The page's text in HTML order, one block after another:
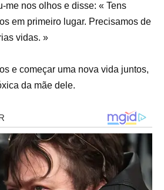
me nos olhos e disse: « Tens
em primeiro lugar. Precisamos de
vidas. »
e começar uma nova vida juntos,
da mãe dele.